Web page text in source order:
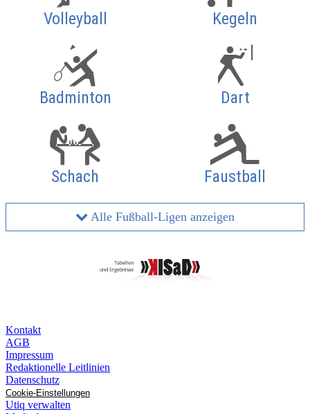
Volleyball Kegeln
Badminton Dart
Schach Faustball
Alle Fußball-Ligen anzeigen
Kontakt
AGB
Impressum
Redaktionelle Leitlinien
Datenschutz
Cookie-Einstellungen
Utiq verwalten